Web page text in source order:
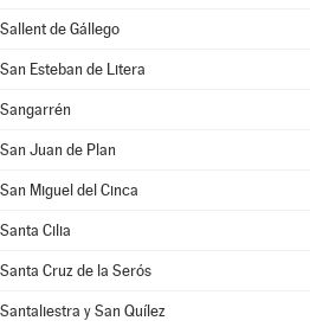
Sallent de Gállego
San Esteban de Litera
Sangarrén
San Juan de Plan
San Miguel del Cinca
Santa Cilia
Santa Cruz de la Serós
Santaliestra y San Quílez